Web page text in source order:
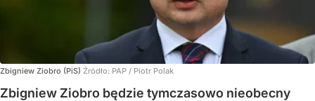
Zbigniew Ziobro (PiS) Źródło: PAP / Piotr Polak
Zbigniew Ziobro będzie tymczasowo nieobecny